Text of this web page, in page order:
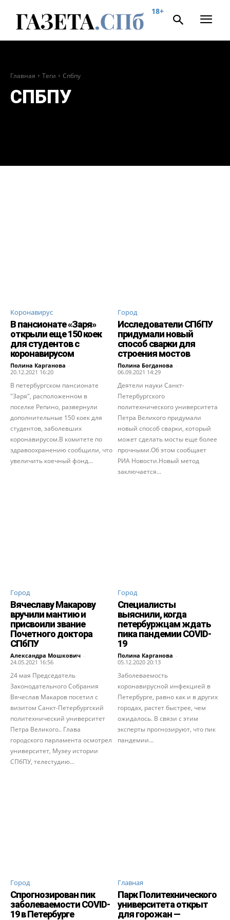
18+
Главная Теги Спбпу
СПБПУ
Коронавирус
В пансионате «Заря»
открыли еще 150 коек
для студентов с
коронавирусом
Полина Карганова -
20.12.2021 16:20
В петербургском пансионате
"Заря", расположенном в
поселке Репино, развернули
дополнительные 150 коек для
студентов, заболевших
коронавирусом.В комитете по
здравоохранению сообщили, что
увеличить коечный фонд...
Город
Исследователи СПбПУ
придумали новый
способ сварки для
строения мостов
Полина Богданова -
06.09.2021 14:29
Деятели науки Санкт-
Петербургского
политехнического университета
Петра Великого придумали
новый способ сварки, который
может сделать мосты еще более
прочными.Об этом сообщает
РИА Новости.Новый метод
заключается...
Город
Вячеславу Макарову
вручили мантию и
присвоили звание
Почетного доктора
СПбПУ
Александра Мошкович -
24.05.2021 16:56
24 мая Председатель
Законодательного Собрания
Вячеслав Макаров посетил с
визитом Санкт-Петербургский
политехнический университет
Петра Великого.. Глава
городского парламента осмотрел
университет, Музеу истории
СПбПУ, телестудию...
Город
Специалисты
выяснили, когда
петербуржцам ждать
пика пандемии COVID-
19
Полина Карганова -
05.12.2020 20:13
Заболеваемость
коронавирусной инфекцией в
Петербурге, равно как и в других
городах, растет быстрее, чем
ожидалось. В связи с этим
эксперты прогнозируют, что пик
пандемии...
Город
Спрогнозирован пик
заболеваемости COVID-
19 в Петербурге
Главная
Парк Политехнического
университета открыт
для горожан —